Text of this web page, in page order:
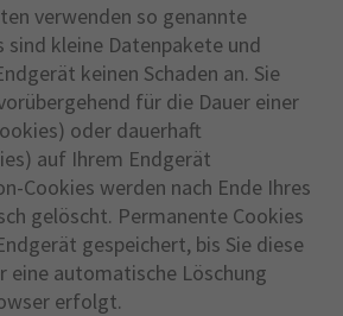
verwenden so genannte
sind kleine Datenpakete und
keinen Schaden an. Sie
für die Dauer einer
oder dauerhaft
auf Ihrem Endgerät
Cookies werden nach Ende Ihres
gelöscht. Permanente Cookies
gespeichert, bis Sie diese
eine automatische Löschung
erfolgt.